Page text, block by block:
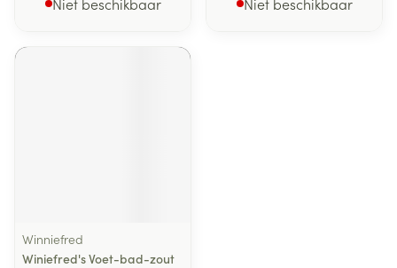
Winniefred
Winiefred's Voet-bad-zout